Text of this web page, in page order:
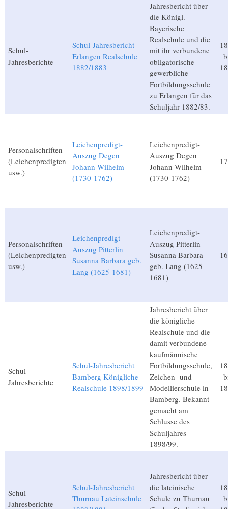
Schul-
Jahresberichte
Schul-Jahresbericht
Erlangen Realschule
1882/1883
Jahresbericht über
die Königl.
Bayerische
Realschule und die
mit ihr verbundene
obligatorische
gewerbliche
Fortbildungsschule
zu Erlangen für das
Schuljahr 1882/83.
Personalschriften
(Leichenpredigten
usw.)
Leichenpredigt-
Auszug Degen
Johann Wilhelm
(1730-1762)
Leichenpredigt-
Auszug Degen
Johann Wilhelm
(1730-1762)
Personalschriften
(Leichenpredigten
usw.)
Leichenpredigt-
Auszug Pitterlin
Susanna Barbara geb.
Lang (1625-1681)
Leichenpredigt-
Auszug Pitterlin
Susanna Barbara
geb. Lang (1625-
1681)
Schul-
Jahresberichte
Schul-Jahresbericht
Bamberg Königliche
Realschule 1898/1899
Jahresbericht über
die königliche
Realschule und die
damit verbundene
kaufmännische
Fortbildungsschule,
Zeichen- und
Modellierschule in
Bamberg. Bekannt
gemacht am
Schlusse des
Schuljahres
1898/99.
Schul-
Jahresberichte
Schul-Jahresbericht
Thurnau Lateinschule
Jahresbericht über
die lateinische
Schule zu Thurnau